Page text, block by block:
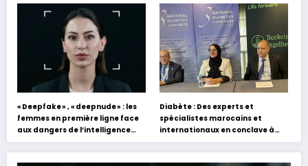
s’appuyant sur le partage des
expériences »
Hafez
« Deepfake » , « deepnude » : les
femmes en première ligne face
aux dangers de l’intelligence
artificielle
Diabète : Des experts et
spécialistes marocains et
internationaux en conclave à
Tanger